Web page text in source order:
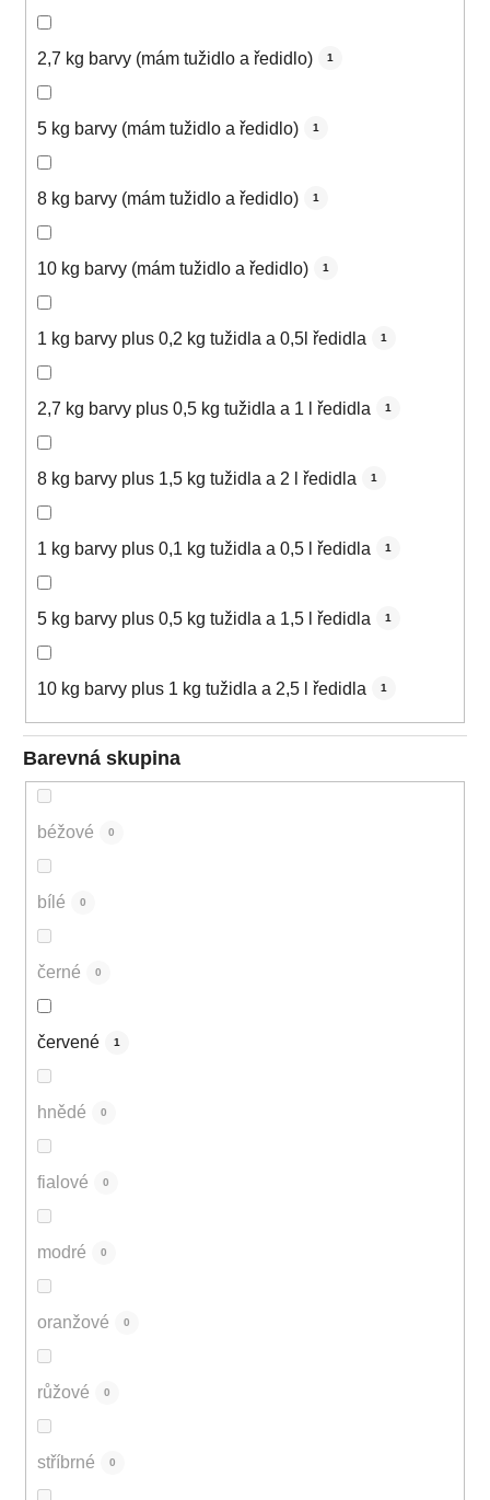
2,7 kg barvy (mám tužidlo a ředidlo) 1
5 kg barvy (mám tužidlo a ředidlo) 1
8 kg barvy (mám tužidlo a ředidlo) 1
10 kg barvy (mám tužidlo a ředidlo) 1
1 kg barvy plus 0,2 kg tužidla a 0,5l ředidla 1
2,7 kg barvy plus 0,5 kg tužidla a 1 l ředidla 1
8 kg barvy plus 1,5 kg tužidla a 2 l ředidla 1
1 kg barvy plus 0,1 kg tužidla a 0,5 l ředidla 1
5 kg barvy plus 0,5 kg tužidla a 1,5 l ředidla 1
10 kg barvy plus 1 kg tužidla a 2,5 l ředidla 1
Barevná skupina
béžové 0
bílé 0
černé 0
červené 1
hnědé 0
fialové 0
modré 0
oranžové 0
růžové 0
stříbrné 0